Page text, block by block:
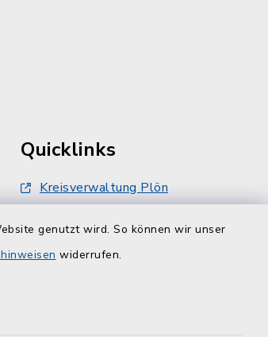
genutzt wird. So können wir unser
widerrufen.
Quicklinks
Kreisverwaltung Plön
Touristinfo Hohwachter Bucht
ZuFiSH